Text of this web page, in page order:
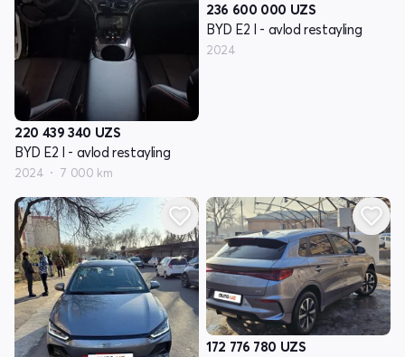
220 439 340 UZS
BYD E2 I - avlod restayling
2024 7 000 km
236 600 000 UZS
BYD E2 I - avlod restayling
2024
172 776 780 UZS